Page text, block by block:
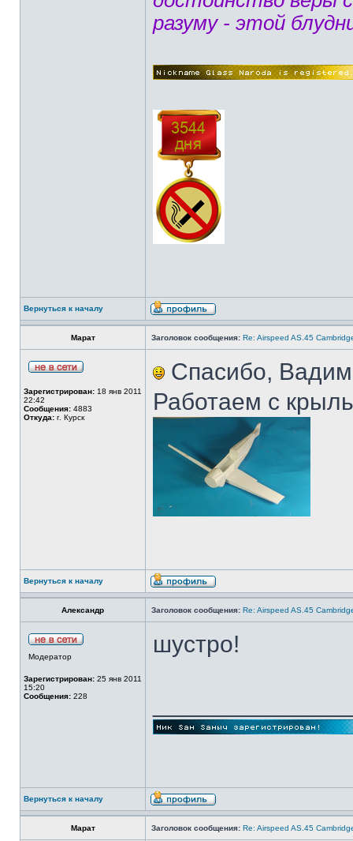
разуму - этой
Вернуться к началу
Марат Заголовок сообщения: Re: Airspeed AS.45
Зарегистрирован: 18 янв 2011
22:42
Сообщения: 4883
Откуда: г. Курск
Спасибо,
Работаем с
Вернуться к началу
Александр Заголовок сообщения: Re: Airspeed AS.45
Модератор
Зарегистрирован: 25 янв 2011
15:20
Сообщения: 228
шустро!
Вернуться к началу
Марат Заголовок сообщения: Re: Airspeed AS.45